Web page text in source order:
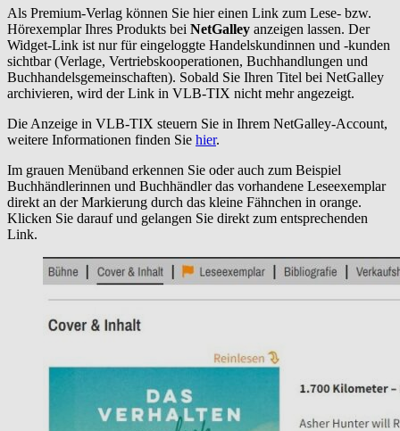
Als Premium-Verlag können Sie hier einen Link zum Lese- bzw.
Hörexemplar Ihres Produkts bei NetGalley anzeigen lassen. Der
Widget-Link ist nur für eingeloggte Handelskundinnen und -kunden
sichtbar (Verlage, Vertriebskooperationen, Buchhandlungen und
Buchhandelsgemeinschaften). Sobald Sie Ihren Titel bei NetGalley
archivieren, wird der Link in VLB-TIX nicht mehr angezeigt.
Die Anzeige in VLB-TIX steuern Sie in Ihrem NetGalley-Account,
weitere Informationen finden Sie hier.
Im grauen Menüband erkennen Sie oder auch zum Beispiel
Buchhändlerinnen und Buchhändler das vorhandene Leseexemplar
direkt an der Markierung durch das kleine Fähnchen in orange.
Klicken Sie darauf und gelangen Sie direkt zum entsprechenden
Link.